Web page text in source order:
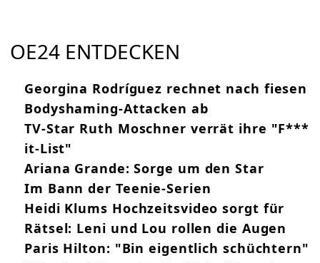
OE24 ENTDECKEN
Georgina Rodríguez rechnet nach fiesen
Bodyshaming-Attacken ab
TV-Star Ruth Moschner verrät ihre "F***
it-List"
Ariana Grande: Sorge um den Star
Im Bann der Teenie-Serien
Heidi Klums Hochzeitsvideo sorgt für
Rätsel: Leni und Lou rollen die Augen
Paris Hilton: "Bin eigentlich schüchtern"